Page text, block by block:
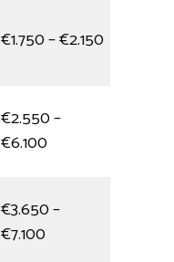
€1.750 – €2.150
€2.550 –
€6.100
€3.650 –
€7.100